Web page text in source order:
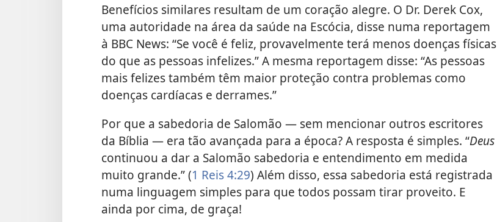
Benefícios similares resultam de um coração alegre. O Dr. Derek Cox,
uma autoridade na área da saúde na Escócia, disse numa reportagem
à BBC News: “Se você é feliz, provavelmente terá menos doenças físicas
do que as pessoas infelizes.” A mesma reportagem disse: “As pessoas
mais felizes também têm maior proteção contra problemas como
doenças cardíacas e derrames.”
Por que a sabedoria de Salomão — sem mencionar outros escritores
da Bíblia — era tão avançada para a época? A resposta é simples. “Deus
continuou a dar a Salomão sabedoria e entendimento em medida
muito grande.” (1 Reis 4:29) Além disso, essa sabedoria está registrada
numa linguagem simples para que todos possam tirar proveito. E
ainda por cima, de graça!